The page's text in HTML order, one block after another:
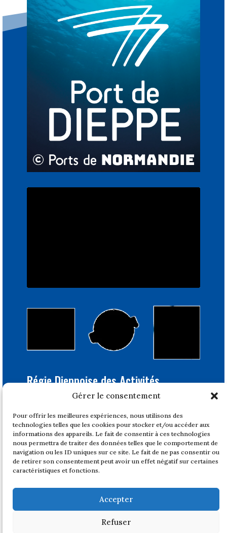
Gérer le consentement
Pour offrir les meilleures expériences, nous utilisons des
technologies telles que les cookies pour stocker et/ou accéder aux
informations des appareils. Le fait de consentir à ces technologies
nous permettra de traiter des données telles que le comportement de
navigation ou les ID uniques sur ce site. Le fait de ne pas consentir ou
de retirer son consentement peut avoir un effet négatif sur certaines
caractéristiques et fonctions.
Accepter
Refuser
Régie Dieppoise des Activités
Portuaires
1, quai du Tonkin
76200 DIEPPE
Tél : 02 32 14 47 17
Horaires
Du lundi au vendredi
de 08h30 à 12h et de 14h à 17h
Fermeture à 16h le vendredi